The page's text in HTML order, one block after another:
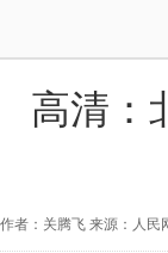
高清：
作者：关腾飞 来源：人民